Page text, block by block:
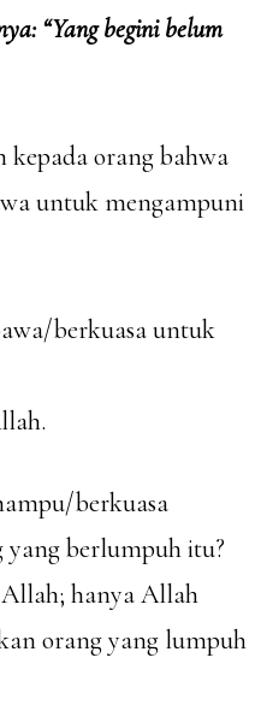
“Yang begini belum
kepada orang bahwa
untuk mengampuni
berkuasa untuk
berkuasa
berlumpuh itu?
Allah; hanya Allah
orang yang lumpuh